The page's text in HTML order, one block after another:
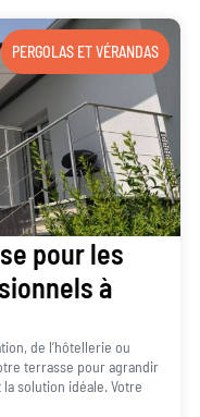
PERGOLAS ET VÉRANDAS
pour les
à
de l’hôtellerie ou
terrasse pour agrandir
solution idéale. Votre